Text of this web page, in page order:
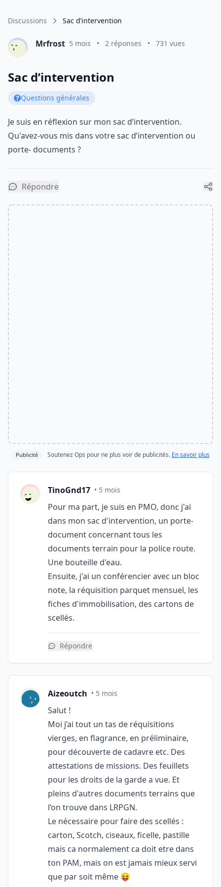
Discussions Sac d’intervention
Mrfrost 5 mois • 2 réponses • 731 vues
Sac d’intervention
Questions générales
Je suis en réflexion sur mon sac d’intervention.
Qu'avez-vous mis dans votre sac d’intervention ou
porte- documents ?
Répondre
Publicité Soutenez Ops pour ne plus voir de publicités. En savoir plus
TinoGnd17 • 5 mois
Pour ma part, je suis en PMO, donc j'ai
dans mon sac d'intervention, un porte-
document concernant tous les
documents terrain pour la police route.
Une bouteille d'eau.
Ensuite, j'ai un conférencier avec un bloc
note, la réquisition parquet mensuel, les
fiches d'immobilisation, des cartons de
scellés.
Répondre
Aizeoutch • 5 mois
Salut !
Moi j’ai tout un tas de réquisitions
vierges, en flagrance, en préliminaire,
pour découverte de cadavre etc. Des
attestations de missions. Des feuillets
pour les droits de la garde a vue. Et
pleins d'autres documents terrains que
l’on trouve dans LRPGN.
Le nécessaire pour faire des scellés :
carton, Scotch, ciseaux, ficelle, pastille
mais ca normalement ca doit etre dans
ton PAM, mais on est jamais mieux servi
que par soit même 😝